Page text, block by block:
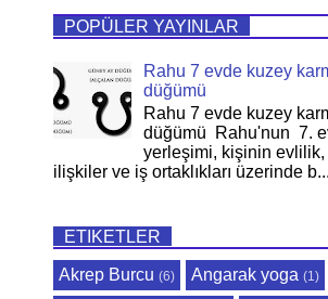
POPÜLER YAYINLAR
Rahu 7 evde kuzey
düğümü
Rahu 7 evde kuzey
düğümü Rahu'nun 7.
yerleşimi, kişinin evlilik,
ilişkiler ve iş ortaklıkları üzerinde b...
ETIKETLER
Akrep Burcu (6) Angarak yoga (1)